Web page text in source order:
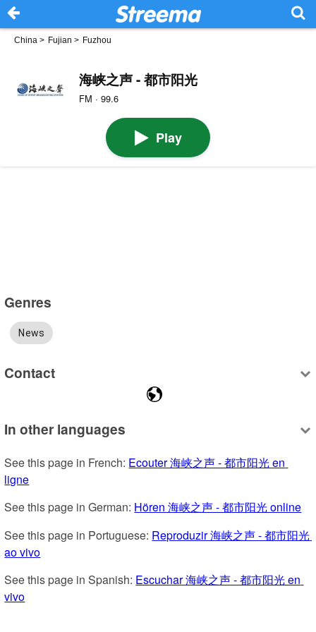
China > Fujian > Fuzhou
海峡之声 - 都市阳光
FM · 99.6
Play
Genres
News
Contact
In other languages
See this page in French: Ecouter 海峡之声 - 都市阳光 en
ligne
See this page in German: Hören 海峡之声 - 都市阳光 online
See this page in Portuguese: Reproduzir 海峡之声 - 都市阳光
ao vivo
See this page in Spanish: Escuchar 海峡之声 - 都市阳光 en
vivo